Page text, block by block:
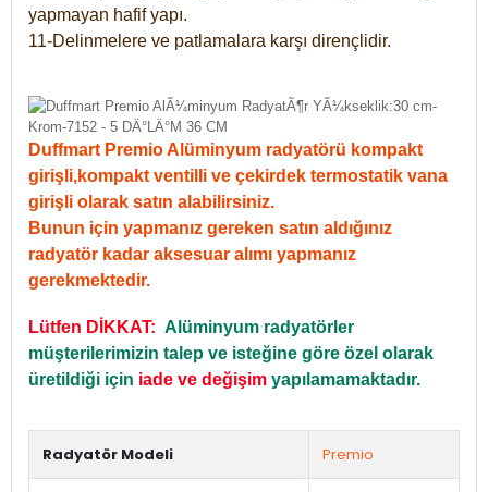
yapmayan hafif yapı.
11-Delinmelere ve patlamalara karşı dirençlidir.
Duffmart Premio Alüminyum radyatörü kompakt
girişli,kompakt ventilli ve çekirdek termostatik vana
girişli olarak satın alabilirsiniz.
Bunun için yapmanız gereken satın aldığınız
radyatör kadar aksesuar alımı yapmanız
gerekmektedir.
Lütfen DİKKAT: Alüminyum radyatörler
müşterilerimizin talep ve isteğine göre özel olarak
üretildiği için iade ve değişim yapılamamaktadır.
Radyatör Modeli Premio